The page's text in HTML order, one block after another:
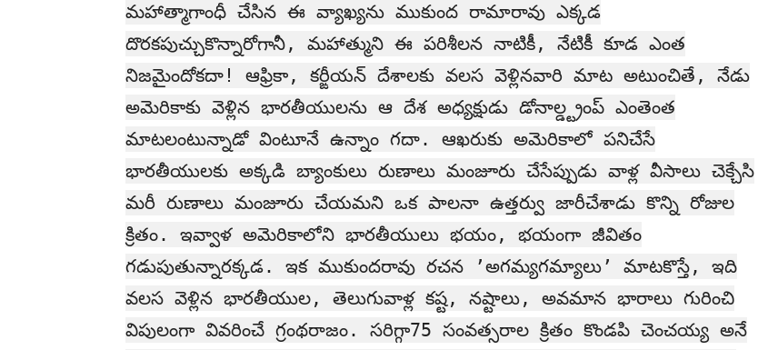
మహాత్మాగాంధీ చేసిన ఈ వ్యాఖ్యను ముకుంద రామారావు ఎక్కడ
దొరకపుచ్చుకొన్నారోగానీ, మహాత్ముని ఈ పరిశీలన నాటికీ, నేటికీ కూడ ఎంత
నిజమైందోకదా! ఆఫ్రికా, కర్ఙీయన్ దేశాలకు వలస వెళ్లినవారి మాట అటుంచితే, నేడు
అమెరికాకు వెళ్లిన భారతీయులను ఆ దేశ అధ్యక్షుడు డోనాల్డ్ట్రంప్ ఎంతెంత
మాటలంటున్నాడో వింటూనే ఉన్నాం గదా. ఆఖరుకు అమెరికాలో పనిచేసే
భారతీయులకు అక్కడి బ్యాంకులు రుణాలు మంజూరు చేసేప్పుడు వాళ్ల వీసాలు చెక్చేసి
మరీ రుణాలు మంజూరు చేయమని ఒక పాలనా ఉత్తర్వు జారీచేశాడు కొన్ని రోజుల
క్రితం. ఇవ్వాళ అమెరికాలోని భారతీయులు భయం, భయంగా జీవితం
గడుపుతున్నారక్కడ. ఇక ముకుందరావు రచన ’అగమ్యగమ్యాలు’ మాటకొస్తే, ఇది
వలస వెళ్లిన భారతీయుల, తెలుగువాళ్ల కష్ట, నష్టాలు, అవమాన భారాలు గురించి
విపులంగా వివరించే గ్రంథరాజం. సరిగ్గా75 సంవత్సరాల క్రితం కొండపి చెంచయ్య అనే